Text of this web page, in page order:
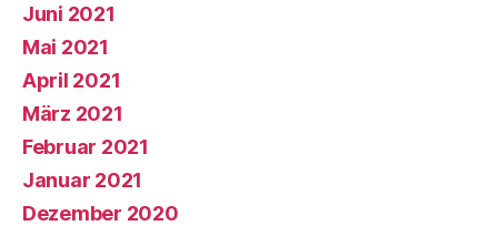
Juni 2021
Mai 2021
April 2021
März 2021
Februar 2021
Januar 2021
Dezember 2020